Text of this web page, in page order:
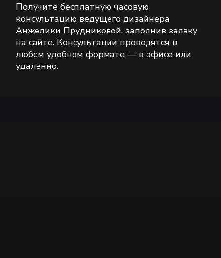
Получите бесплатную часовую
консультацию ведущего дизайнера
Анжелики Прудниковой, заполнив заявку
на сайте. Консультации проводятся в
любом удобном формате — в офисе или
удаленно.